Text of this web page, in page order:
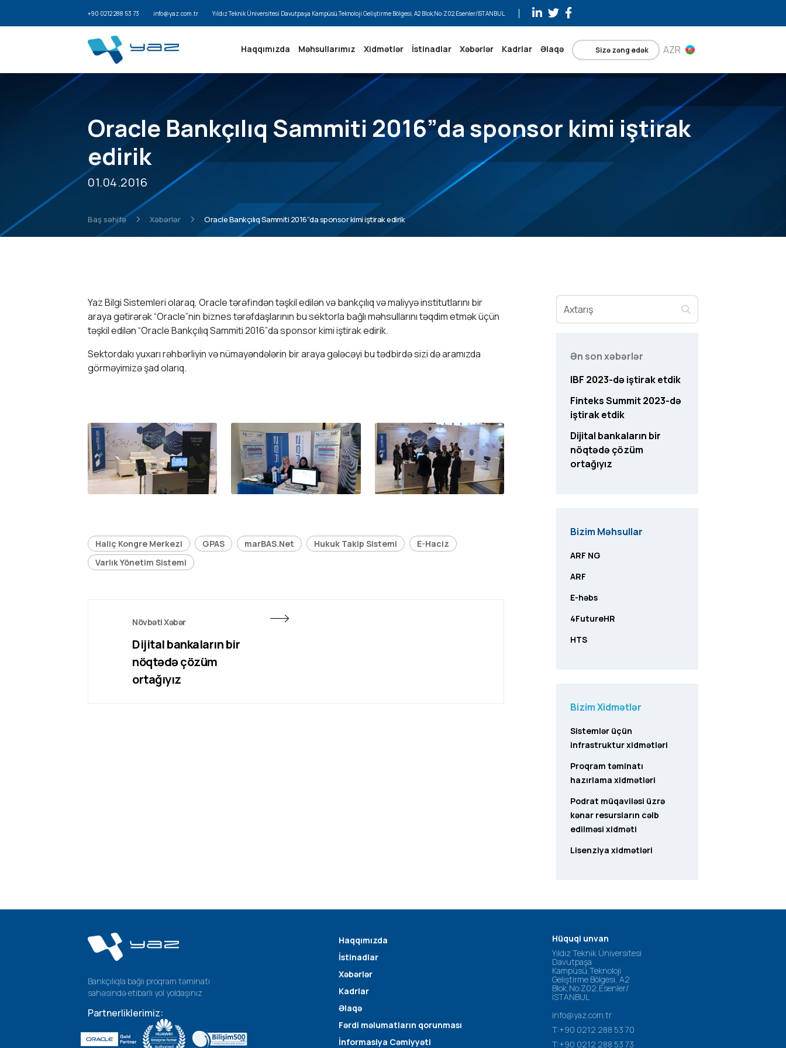
+90 0212 288 53 73 info@yaz.com.tr Yıldız Teknik Üniversitesi Davutpaşa Kampüsü,Teknoloji Geliştirme Bölgesi, A2 Blok,No:Z02,Esenler/İSTANBUL
Haqqımızda Məhsullarımız Xidmətlər İstinadlar Xəbərlər Kadrlar Əlaqə Sizə zəng edək AZR
Oracle Bankçılıq Sammiti 2016”da sponsor kimi iştirak
edirik
01.04.2016
Baş səhifə Xəbərlər Oracle Bankçılıq Sammiti 2016”da sponsor kimi iştirak edirik
Yaz Bilgi Sistemleri olaraq, Oracle tərəfindən təşkil edilən və bankçılıq və maliyyə institutlarını bir
araya gətirərək “Oracle”nin biznes tərəfdaşlarının bu sektorla bağlı məhsullarını təqdim etmək üçün
təşkil edilən “Oracle Bankçılıq Sammiti 2016”da sponsor kimi iştirak edirik.
Sektordakı yuxarı rəhbərliyin və nümayəndələrin bir araya gələcəyi bu tədbirdə sizi də aramızda
görməyimizə şad olarıq.
Haliç Kongre Merkezi GPAS marBAS.Net Hukuk Takip Sistemi
E-Haciz
Varlık Yönetim Sistemi
Növbəti Xəbər
Dijital bankaların bir
nöqtədə çözüm
ortağıyız
Ən son xəbərlər
IBF 2023-də iştirak etdik
Finteks Summit 2023-də
iştirak etdik
Dijital bankaların bir
nöqtədə çözüm
ortağıyız
Bizim Məhsullar
ARF NG
ARF
E-həbs
4FutureHR
HTS
Bizim Xidmətlər
Sistemlər üçün
infrastruktur xidmətləri
Proqram təminatı
hazırlama xidmətləri
Podrat müqaviləsi üzrə
kənar resursların cəlb
edilməsi xidməti
Lisenziya xidmətləri
Bankçılıqla bağlı proqram təminatı
sahəsində etibarlı yol yoldaşınız
Partnerliklerimiz:
Haqqımızda
İstinadlar
Xəbərlər
Kadrlar
Əlaqə
Fərdi məlumatların qorunması
İnformasiya Cəmiyyəti
Hüquqi unvan
Yıldız Teknik Üniversitesi
Davutpaşa
Kampüsü,Teknoloji
Geliştirme Bölgesi, A2
Blok,No:Z02,Esenler/
İSTANBUL
info@yaz.com.tr
T:+90 0212 288 53 70
T:+90 0212 288 53 73